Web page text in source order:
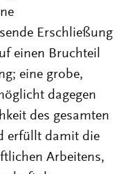
Erschließung
einen Bruchteil
eine grobe,
dagegen
des gesamten
erfüllt damit die
Arbeitens,